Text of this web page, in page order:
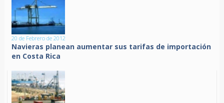
20 de Febrero de 2012
Navieras planean aumentar sus tarifas de importación
en Costa Rica